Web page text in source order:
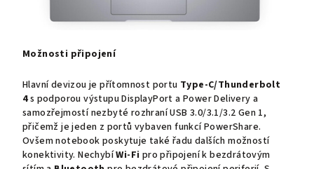
Možnosti připojení
Hlavní devizou je přítomnost portu Type-C/Thunderbolt
4s podporou výstupu DisplayPort a Power Delivery a
samozřejmostí nezbyté rozhraní USB 3.0/3.1/3.2 Gen 1,
přičemž je jeden z portů vybaven funkcí PowerShare.
Ovšem notebook poskytuje také řadu dalších možností
konektivity. NechybíWi-Fi pro připojení k bezdrátovým